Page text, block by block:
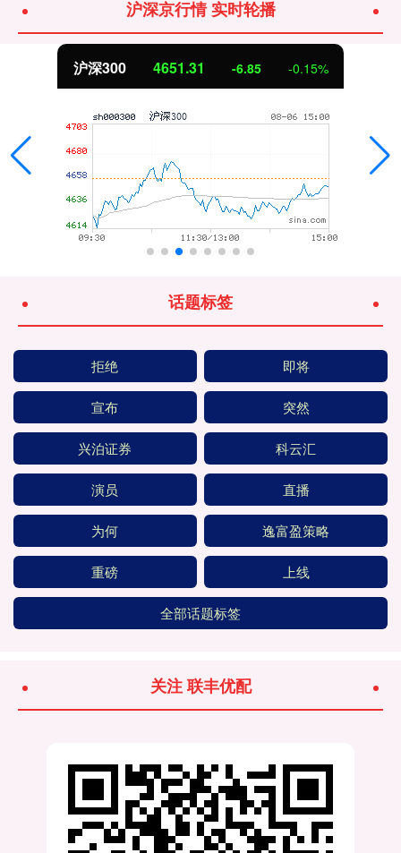
沪深京行情 实时轮播
沪深300 4651.31 -6.85 -0.15%
话题标签
拒绝 即将
宣布 突然
兴泊证券 科云汇
演员 直播
为何 逸富盈策略
重磅 上线
全部话题标签
关注 联丰优配